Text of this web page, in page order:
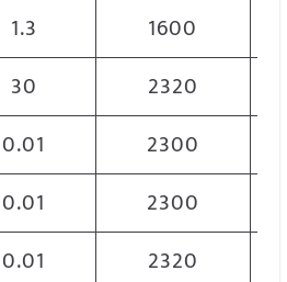
1.3
1600
30
2320
0.01
2300
0.01
2300
0.01
2320